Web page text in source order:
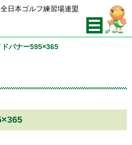
日本ゴルフ練習場連盟
バナー595×365